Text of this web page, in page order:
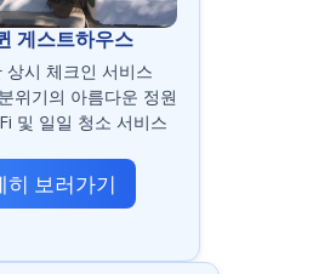
게스트하우스
상시 체크인 서비스
위기의 아름다운 정원
및 일일 청소 서비스
히 보러가기